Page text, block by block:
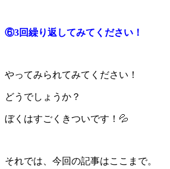
⑥3回繰り返してみてください！
やってみられてみてください！
どうでしょうか？
ぼくはすごくきついです！💦
それでは、今回の記事はここまで。